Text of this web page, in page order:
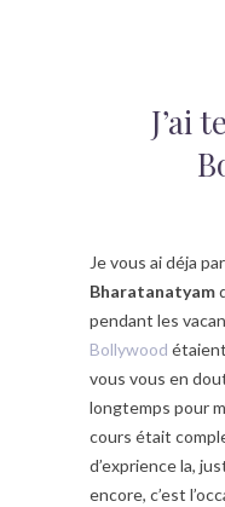
J’ai
Je vous ai déja
Bharatanatyam
pendant les
Bollywood
vous vous en
longtemps pour
cours était
d’exprience la,
encore, c’est